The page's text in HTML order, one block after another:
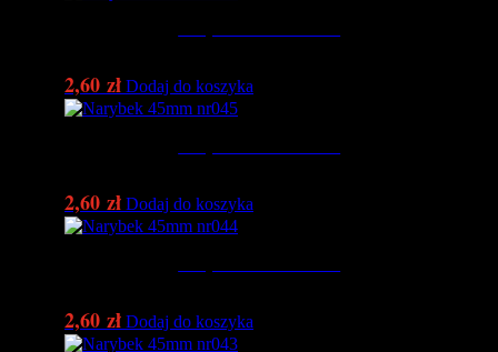
2,60 zł Dodaj do koszyka
2,60 zł Dodaj do koszyka
2,60 zł Dodaj do koszyka